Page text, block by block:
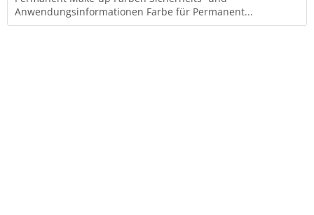
Anwendungsinformationen Farbe für Permanent...